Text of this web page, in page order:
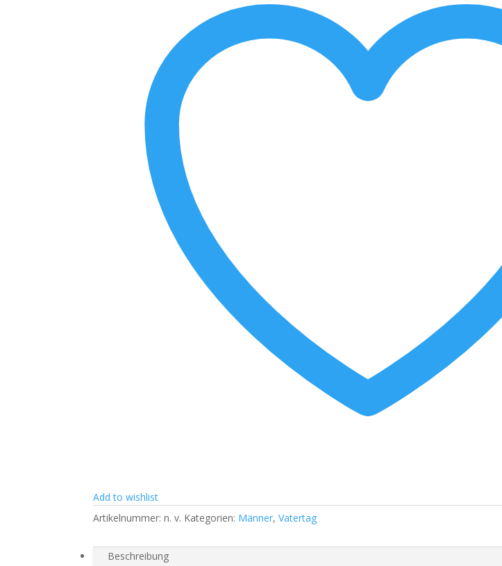
Vatertagsgeschenk
Add to wishlist
Artikelnummer:n. v. Kategorien: Männer,Vatertag
Beschreibung